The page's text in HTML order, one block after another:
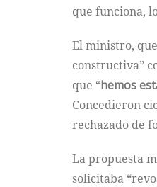
que funciona,
El ministro,
constructiva”
que “hemos
Concedieron
rechazado de
La propuesta
solicitaba